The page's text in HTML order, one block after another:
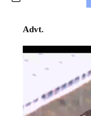
Advt.
Video